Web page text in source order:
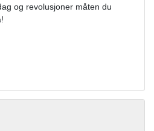
og revolusjoner måten du